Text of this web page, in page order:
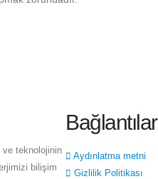
ve teknolojinin
bilişim
Bağlantılar
Aydınlatma metni
Gizlilik Politikası